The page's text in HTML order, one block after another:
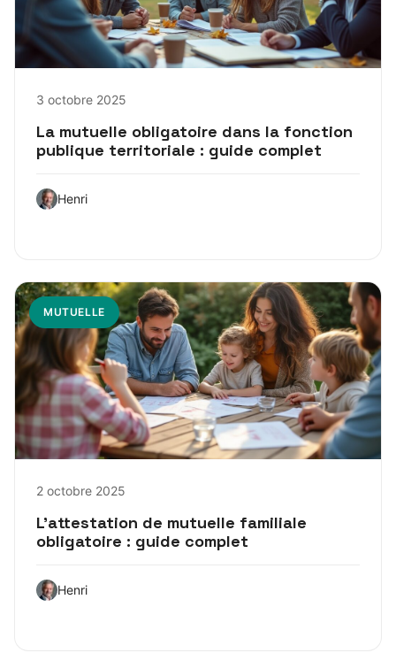
3 octobre 2025
La mutuelle obligatoire dans la fonction
publique territoriale : guide complet
Henri
MUTUELLE
2 octobre 2025
L’attestation de mutuelle familiale
obligatoire : guide complet
Henri